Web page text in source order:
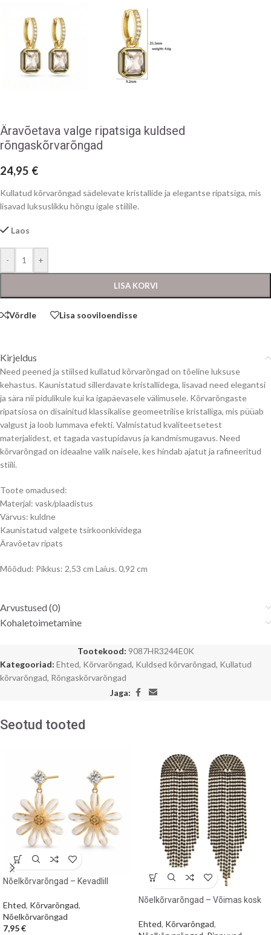
Äravõetava valge ripatsiga kuldsed
rõngaskõrvarõngad
24,95 €
Kullatud kõrvarõngad sädelevate kristallide ja elegantse ripatsiga, mis
lisavad luksuslikku hõngu igale stiilile.
Laos
- +
LISA KORVI
Võrdle Lisa sooviloendisse
Kirjeldus
Need peened ja stiilsed kullatud kõrvarõngad on tõeline luksuse
kehastus. Kaunistatud sillerdavate kristallidega, lisavad need elegantsi
ja sära nii pidulikule kui ka igapäevasele välimusele. Kõrvarõngaste
ripatsiosa on disainitud klassikalise geomeetrilise kristalliga, mis püüab
valgust ja loob lummava efekti. Valmistatud kvaliteetsetest
materjalidest, et tagada vastupidavus ja kandmismugavus. Need
kõrvarõngad on ideaalne valik naisele, kes hindab ajatut ja rafineeritud
stiili.
Toote omadused:
Materjal: vask/plaadistus
Värvus: kuldne
Kaunistatud valgete tsirkoonkividega
Äravõetav ripats
Mõõdud: Pikkus: 2,53 cm Laius. 0,92 cm
Arvustused (0)
Kohaletoimetamine
Tootekood: 9087HR3244E0K
Kategooriad: Ehted, Kõrvarõngad, Kuldsed kõrvarõngad, Kullatud
kõrvarõngad, Rõngaskõrvarõngad
Jaga:
Seotud tooted
Nõelkõrvarõngad – Kevadlill
Ehted, Kõrvarõngad,
Nõelkõrvarõngad
7,95€
Nõelkõrvarõngad – Võimas kosk
Ehted, Kõrvarõngad,